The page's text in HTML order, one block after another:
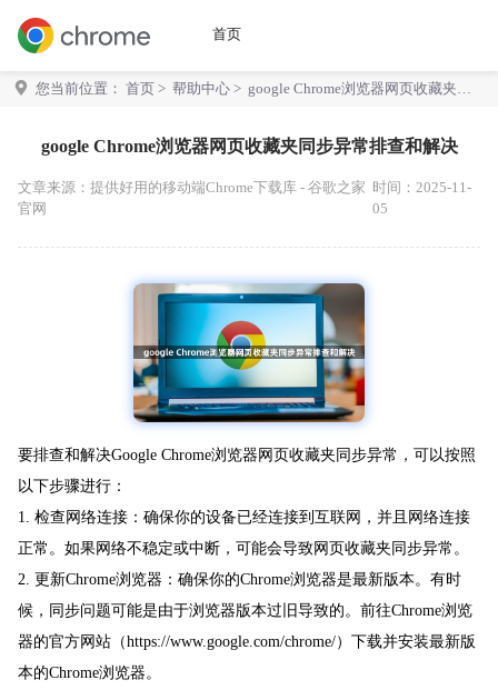
首页
您当前位置： 首页 > 帮助中心 > google Chrome浏览器网页收藏夹同
google Chrome浏览器网页收藏夹同步异常排查和解决
文章来源： 提供好用的移动端Chrome下载库 - 谷歌之家
官网
时间：2025-11-
05
要排查和解决Google Chrome浏览器网页收藏夹同步异常，可以按照
以下步骤进行：
1. 检查网络连接：确保你的设备已经连接到互联网，并且网络连接
正常。如果网络不稳定或中断，可能会导致网页收藏夹同步异常。
2. 更新Chrome浏览器：确保你的Chrome浏览器是最新版本。有时
候，同步问题可能是由于浏览器版本过旧导致的。前往Chrome浏览
器的官方网站（https://www.google.com/chrome/）下载并安装最新版
本的Chrome浏览器。